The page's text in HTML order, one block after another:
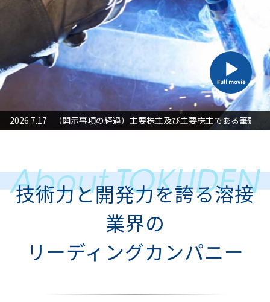
対応」に関するお知らせ
2026.7.17 （開示事項の経過）主要株主及び主要株主である筆頭
技術力と開発力を誇る溶接
業界の
リーディングカンパニー